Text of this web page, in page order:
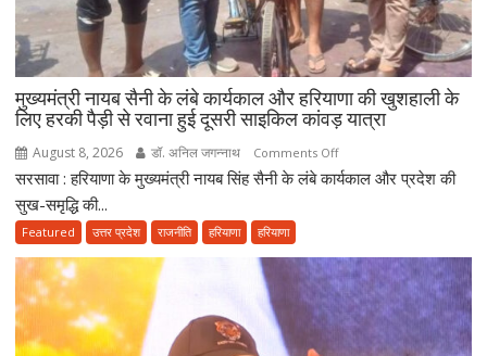
स्वास्थ्य
क्षेत्र
बनाएंगे
अग्रणी
मुख्यमंत्री नायब सैनी के लंबे कार्यकाल और हरियाणा की खुशहाली के
लिए हरकी पैड़ी से रवाना हुई दूसरी साइकिल कांवड़ यात्रा
August 8, 2026 डॉ. अनिल जगन्नाथ Comments Offon
मुख्यमंत्री
लंबे
कार्यकाल
सरसावा : हरियाणा के मुख्यमंत्री नायब सिंह सैनी के लंबे कार्यकाल और प्रदेश की
सुख-समृद्धि की...
Featured उत्तर प्रदेश राजनीति हरियाणा हरियाणा